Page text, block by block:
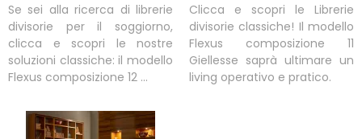
Se sei alla ricerca di librerie
divisorie per il soggiorno,
clicca e scopri le nostre
soluzioni classiche: il modello
Flexus composizione 12 ...
Clicca e scopri le Librerie
divisorie classiche! Il modello
Flexus composizione 11
Giellesse saprà ultimare un
living operativo e pratico.